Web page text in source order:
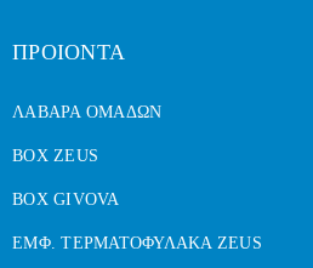
ΠΡΟΙΟΝΤΑ
ΛΑΒΑΡΑ ΟΜΑΔΩΝ
BOX ZEUS
BOX GIVOVA
ΕΜΦ. ΤΕΡΜΑΤΟΦΥΛΑΚΑ ZEUS